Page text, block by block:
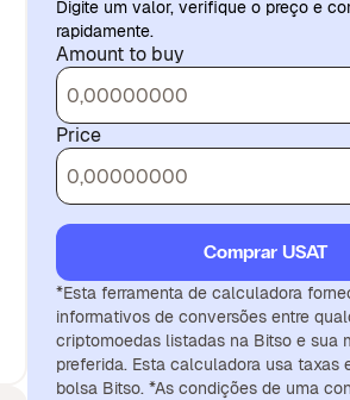
Digite um valor, verifique o preço e
rapidamente.
Amount to buy
Price
Comprar USAT
*Esta ferramenta de calculadora
informativos de conversões entre
criptomoedas listadas na Bitso e sua
preferida. Esta calculadora usa taxas
bolsa Bitso. *As condições de uma